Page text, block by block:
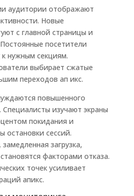
аудитории отображают
Новые
с главной страницы и
посетители
к нужным секциям.
выбирает сжатые
переходов ап икс.
повышенного
Специалисты изучают экраны
покидания и
остановки сессий.
загрузка,
факторами отказа.
точек усиливает
апикс.